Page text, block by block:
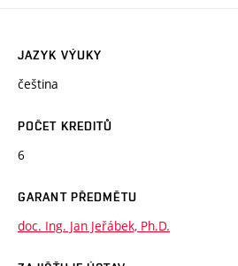
JAZYK VÝUKY
čeština
POČET KREDITŮ
6
GARANT PŘEDMĚTU
doc. Ing. Jan Jeřábek, Ph.D.